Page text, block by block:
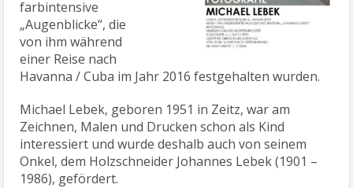
farbintensive
„Augenblicke“, die
von ihm während
einer Reise nach
Havanna / Cuba im Jahr 2016 festgehalten wurden.
Michael Lebek, geboren 1951 in Zeitz, war am
Zeichnen, Malen und Drucken schon als Kind
interessiert und wurde deshalb auch von seinem
Onkel, dem Holzschneider Johannes Lebek (1901 –
1986), gefördert.